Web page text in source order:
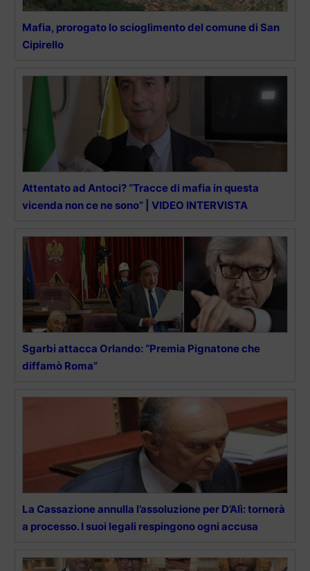
Mafia, prorogato lo scioglimento del comune di San
Cipirello
Attentato ad Antoci? “Tracce di mafia in questa
vicenda non ce ne sono” | VIDEO INTERVISTA
Sgarbi attacca Orlando: “Premia Pignatone che
diffamò Roma”
La Cassazione annulla l’assoluzione per D’Alì: tornerà
a processo. I suoi legali respingono ogni accusa